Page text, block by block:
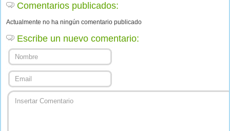
Comentarios publicados:
Actualmente no ha ningún comentario publicado
Escribe un nuevo comentario: